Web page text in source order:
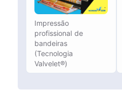
Impressão
profissional de
bandeiras
(Tecnologia
Valvelet®)